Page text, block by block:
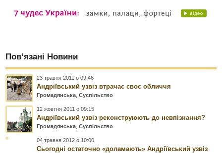
Пов’язані Новини
23 травня 2011 о 09:46
Андріївський узвіз втрачає своє обличчя
Громадянська ,Суспільство
12 жовтня 2011 о 09:15
Андріївський узвіз реконструюють до невпізнання?
Громадянська ,Суспільство
04 травня 2012 о 10:00
Сьогодні остаточно «доламають» Андріївський узвіз